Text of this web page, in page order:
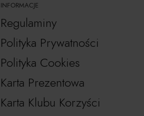
INFORMACJE
Regulaminy
Polityka Prywatności
Polityka Cookies
Karta Prezentowa
Karta Klubu Korzyści